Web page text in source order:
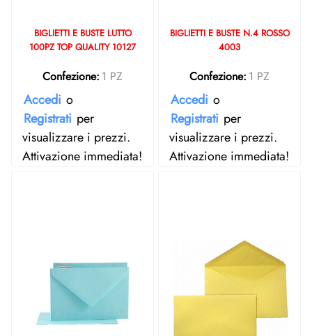
BIGLIETTI E BUSTE LUTTO
100PZ TOP QUALITY 10127
Confezione: 1 PZ
Accedi o
Registrati per
visualizzare i prezzi.
Attivazione immediata!
BIGLIETTI E BUSTE N.4 ROSSO
4003
Confezione: 1 PZ
Accedi o
Registrati per
visualizzare i prezzi.
Attivazione immediata!